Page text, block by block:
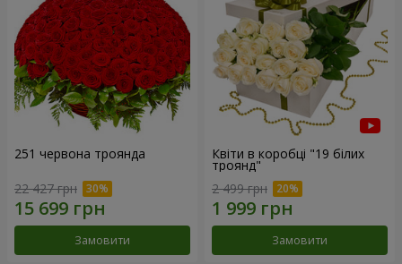
251 червона троянда
22 427 грн
Замовити
Квіти в коробці "19 білих
троянд"
2 499 грн
Замовити